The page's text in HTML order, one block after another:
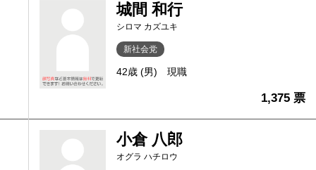
城間 和行
シロマ カズユキ
新社会党
42歳 (男) 現職
1,375 票
小倉 八郎
オグラ ハチロウ